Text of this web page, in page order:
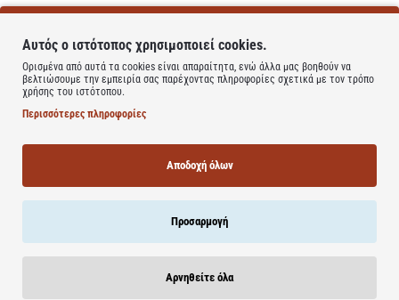
Χωρίς Λακτόζη
Χωρίς τεχνητά χρώματα
Learn more
Bestsellers Είδατε Πρόσφατα
Αυτός ο ιστότοπος χρησιμοποιεί cookies.
Ορισμένα από αυτά τα cookies είναι απαραίτητα, ενώ άλλα μας βοηθούν να
βελτιώσουμε την εμπειρία σας παρέχοντας πληροφορίες σχετικά με τον τρόπο
χρήσης του ιστότοπου.
Περισσότερες πληροφορίες
Αποδοχή όλων
Προσαρμογή
Αρνηθείτε όλα